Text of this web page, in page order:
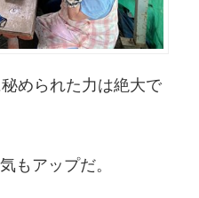
められた力は絶大で
もアップだ。